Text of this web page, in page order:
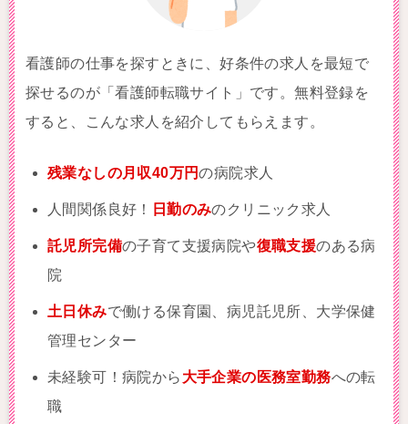
看護師の仕事を探すときに、好条件の求人を最短で
探せるのが「看護師転職サイト」です。無料登録を
すると、こんな求人を紹介してもらえます。
残業なしの月収40万円の病院求人
人間関係良好！ 日勤のみのクリニック求人
託児所完備の子育て支援病院や復職支援のある病
院
土日休みで働ける保育園、病児託児所、大学保健
管理センター
未経験可！病院から 大手企業の医務室勤務への転
職